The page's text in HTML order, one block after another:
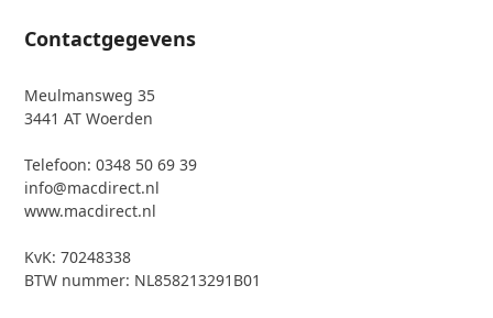
Contactgegevens
Meulmansweg 35
3441 AT Woerden
Telefoon: 0348 50 69 39
info@macdirect.nl
www.macdirect.nl
KvK: 70248338
BTW nummer: NL858213291B01